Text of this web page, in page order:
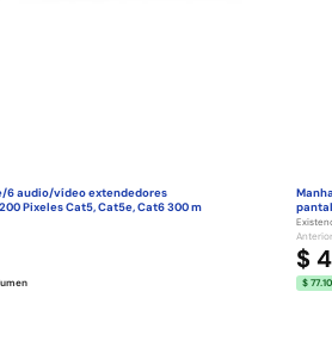
6 audio/vídeo extendedores
Pixeles Cat5, Cat5e, Cat6 300 m
$
$